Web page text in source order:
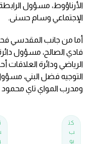
الأرناؤوط، مسؤول
الإجتماعي وسام حسنى.
أما من جانب المقدسي
فادي الصالح، مسؤول
الرياضي ودائرة العلاقات
التوجيه فضل البني،
ومدرب المواي تاي
كت
ب
بو
ن
ر